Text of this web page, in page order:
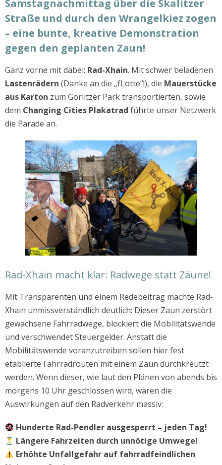
Samstagnachmittag über die Skalitzer
Straße und durch den Wrangelkiez zogen
– eine bunte, kreative Demonstration
gegen den geplanten Zaun!
Ganz vorne mit dabei: Rad-Xhain. Mit schwer beladenen
Lastenrädern (Danke an die „fLotte“!), die Mauerstücke
aus Karton zum Görlitzer Park transportierten, sowie
dem Changing Cities Plakatrad führte unser Netzwerk
die Parade an.
Rad-Xhain macht klar: Radwege statt Zäune!
Mit Transparenten und einem Redebeitrag machte Rad-
Xhain unmissverständlich deutlich: Dieser Zaun zerstört
gewachsene Fahrradwege, blockiert die Mobilitätswende
und verschwendet Steuergelder. Anstatt die
Mobilitätswende voranzutreiben sollen hier fest
etablierte Fahrradrouten mit einem Zaun durchkreutzt
werden. Wenn dieser, wie laut den Plänen von abends bis
morgens 10 Uhr geschlossen wird, wären die
Auswirkungen auf den Radverkehr massiv:
Hunderte Rad-Pendler ausgesperrt – jeden Tag!
Längere Fahrzeiten durch unnötige Umwege!
Erhöhte Unfallgefahr auf fahrradfeindlichen